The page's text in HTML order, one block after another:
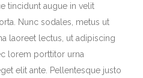
tincidunt augue in velit
Nunc sodales, metus ut
laoreet lectus, ut adipiscing
lorem porttitor urna
elit ante. Pellentesque justo